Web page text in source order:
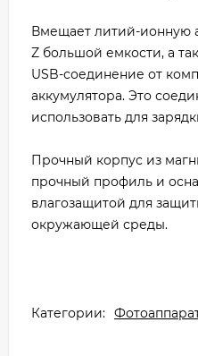
Вмещает литий-ионную
Z большой емкости, а
USB-соединение от
аккумулятора. Это
использовать для
Прочный корпус из
прочный профиль и
влагозащитой для
окружающей среды.
Категории: